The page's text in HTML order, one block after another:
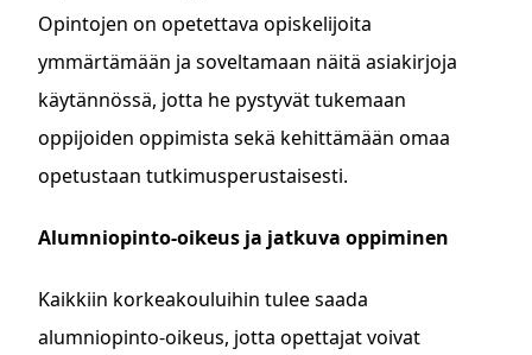
Opintojen on opetettava opiskelijoita
ymmärtämään ja soveltamaan näitä asiakirjoja
käytännössä, jotta he pystyvät tukemaan
oppijoiden oppimista sekä kehittämään omaa
opetustaan tutkimusperustaisesti.
Alumniopinto-oikeus ja jatkuva oppiminen
Kaikkiin korkeakouluihin tulee saada
alumniopinto-oikeus, jotta opettajat voivat